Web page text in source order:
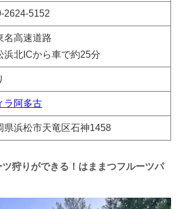
2624-5152
名高速道路
浜北ICから車で約25分
ラ阿多古
県浜松市天竜区石神1458
狩りができる！はままつフルーツパ